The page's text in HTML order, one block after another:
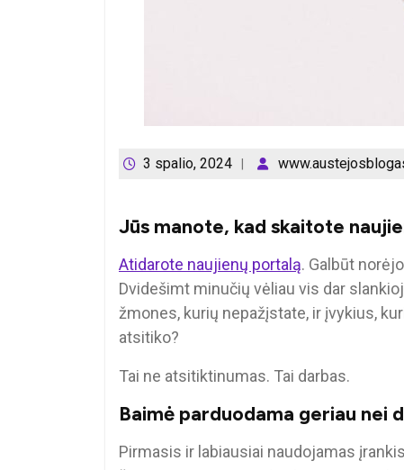
3 spalio, 2024
Jūs manote, kad skaitote
Atidarote naujienų portalą. Galbūt
Dvidešimt minučių vėliau vis dar
žmones, kurių nepažįstate, ir įvykius,
atsitiko?
Tai ne atsitiktinumas. Tai darbas.
Baimė parduodama geriau nei
Pirmasis ir labiausiai naudojamas